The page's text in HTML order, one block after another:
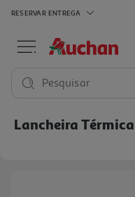
RESERVAR ENTREGA
Pesquisar
Lancheira